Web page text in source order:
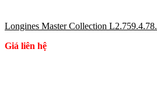
Longines Master Collection
Giá liên hệ